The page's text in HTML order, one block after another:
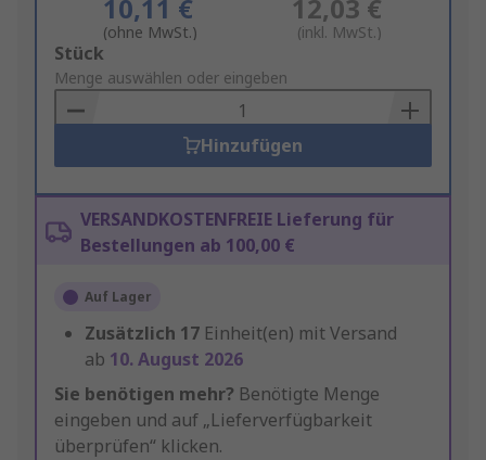
10,11 €
(ohne MwSt.)
12,03 €
(inkl. MwSt.)
Add
to
Basket
Stück
Menge auswählen oder eingeben
Hinzufügen
VERSANDKOSTENFREIE Lieferung für
Bestellungen ab 100,00 €
Auf Lager
Zusätzlich 17 Einheit(en) mit Versand
ab 10. August 2026
Sie benötigen mehr? Benötigte Menge
eingeben und auf „Lieferverfügbarkeit
überprüfen“ klicken.